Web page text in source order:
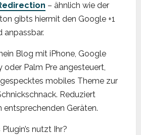
– ähnlich wie der
gibts hiermit den Google +1
anpassbar.
Blog mit iPhone, Google
oder Palm Pre angesteuert,
mobiles Theme zur
Reduziert
entsprechenden Geräten.
nutzt Ihr?